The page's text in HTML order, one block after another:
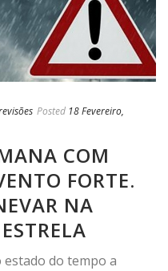
Posted 18 Fevereiro,
COM
FORTE.
NA
do tempo a